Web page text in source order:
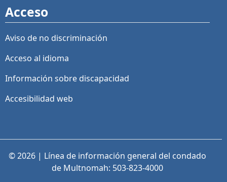
Acceso
Aviso de no discriminación
Acceso al idioma
Información sobre discapacidad
Accesibilidad web
© 2026 | Línea de información general del condado
de Multnomah: 503-823-4000